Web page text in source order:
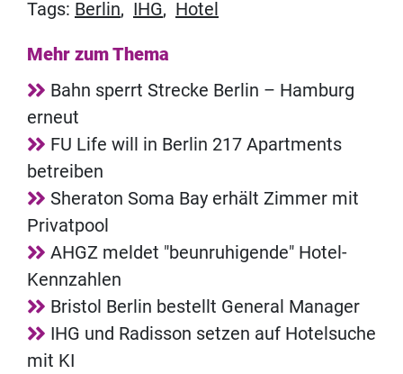
Tags: Berlin, IHG, Hotel
Mehr zum Thema
Bahn sperrt Strecke Berlin – Hamburg
erneut
FU Life will in Berlin 217 Apartments
betreiben
Sheraton Soma Bay erhält Zimmer mit
Privatpool
AHGZ meldet "beunruhigende" Hotel-
Kennzahlen
Bristol Berlin bestellt General Manager
IHG und Radisson setzen auf Hotelsuche
mit KI